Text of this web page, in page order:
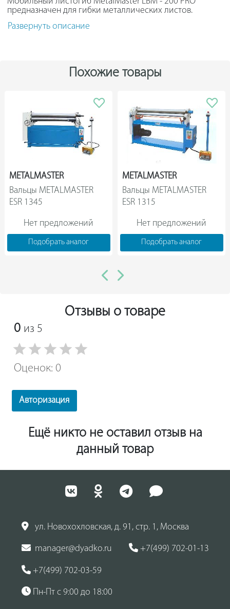
предназначен для гибки металлических листов.
Используется при изготовлении сайдинговых
покрытий, водостоков, откосов. Надежную фиксацию
равняется 15 мм.
Роликовый нож
Фальцедогибающая машинка
Пневмокомпенсатор
Фронтальный ограничитель
4х позиционный ограничитель угла поворота
Боковые ручки гибочной балки
Жидкостный угломер
Фиксатор высоты прижимной балки
Деревянная площадка.
Развернуть описание
Похожие товары
METALMASTER
Вальцы METALMASTER
Нет предложений
Подобрать аналог
METALMASTER
Вальцы METALMASTER
Нет предложений
Подобрать аналог
Отзывы о товаре
0 из 5
Оценок: 0
Авторизация
Ещё никто не оставил отзыв на
данный товар
ул. Новохохловская, д. 91, стр. 1, Москва
manager@dyadko.ru +7(499) 702-01-13
+7(499) 702-03-59
Пн-Пт с 9:00 до 18:00